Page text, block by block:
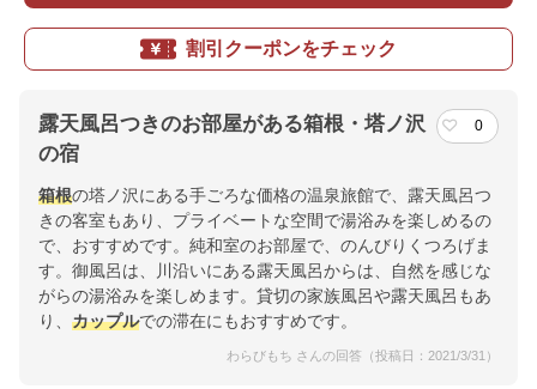
割引クーポンをチェック
露天風呂つきのお部屋がある箱根・塔ノ沢
の宿
0
箱根の塔ノ沢にある手ごろな価格の温泉旅館で、露天風呂つ
きの客室もあり、プライベートな空間で湯浴みを楽しめるの
で、おすすめです。純和室のお部屋で、のんびりくつろげま
す。御風呂は、川沿いにある露天風呂からは、自然を感じな
がらの湯浴みを楽しめます。貸切の家族風呂や露天風呂もあ
り、 カップルでの滞在にもおすすめです。
わらびもち さんの回答（投稿日：2021/3/31）